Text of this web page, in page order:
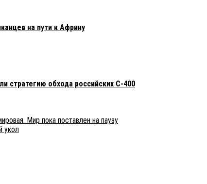
на пути к Африну
стратегию обхода российских С-400
Мир пока поставлен на паузу
укол